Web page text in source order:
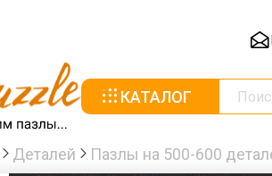
КАТАЛОГ
Деталей Пазлы на 500-600